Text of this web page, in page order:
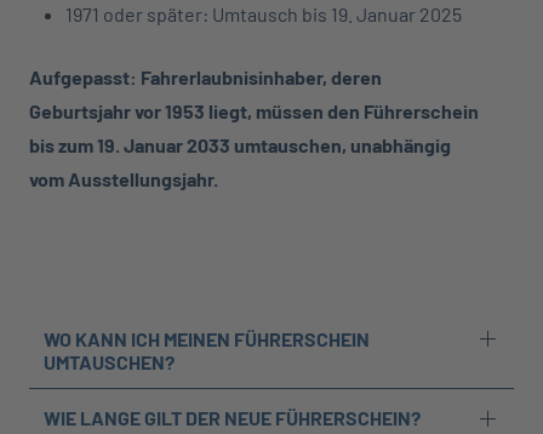
1971 oder später: Umtausch bis 19. Januar 2025
Aufgepasst: Fahrerlaubnisinhaber, deren
Geburtsjahr vor 1953 liegt, müssen den Führerschein
bis zum 19. Januar 2033 umtauschen, unabhängig
vom Ausstellungsjahr.
WO KANN ICH MEINEN FÜHRERSCHEIN
UMTAUSCHEN?
WIE LANGE GILT DER NEUE FÜHRERSCHEIN?